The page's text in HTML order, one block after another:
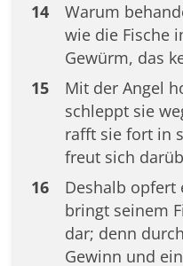
14
Warum
wie die Fische
Gewürm, das
15
Mit der Angel
schleppt sie
rafft sie fort in
freut sich
16
Deshalb opfert
bringt seinem
dar; denn
Gewinn und